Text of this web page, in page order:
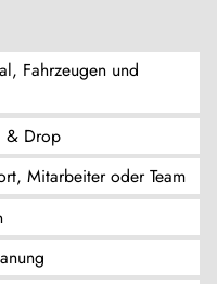
Fahrzeugen und
& Drop
Mitarbeiter oder Team